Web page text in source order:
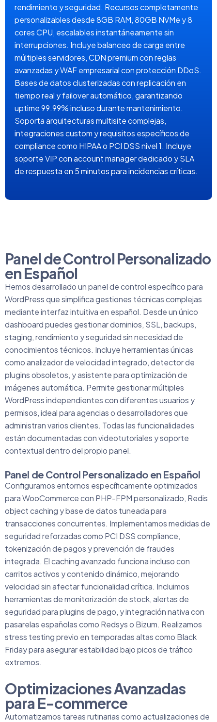
rendimiento y seguridad. Recursos completamente
personalizables desde 8GB RAM, 80GB NVMe y 8
cores CPU, escalables instantáneamente sin
interrupciones. Incluye balanceo de carga entre
múltiples servidores, CDN premium con reglas
avanzadas y WAF empresarial con protección DDoS.
Bases de datos clusterizadas con replicación en
tiempo real y failover automático, garantizando
uptime 99.99% incluso durante mantenimiento.
Soporta arquitecturas multisite complejas,
integraciones custom y requisitos específicos de
compliance como HIPAA o PCI DSS nivel 1. Incluye
soporte VIP con account manager dedicado y SLA
de respuesta en 5 minutos para incidencias críticas.
Panel de Control Personalizado
en Español
Hemos desarrollado un panel de control específico para
WordPress que simplifica gestiones técnicas complejas
mediante interfaz intuitiva en español. Desde un único
dashboard puedes gestionar dominios, SSL, backups,
staging, rendimiento y seguridad sin necesidad de
conocimientos técnicos. Incluye herramientas únicas
como analizador de velocidad integrado, detector de
plugins obsoletos, y asistente para optimización de
imágenes automática. Permite gestionar múltiples
WordPress independientes con diferentes usuarios y
permisos, ideal para agencias o desarrolladores que
administran varios clientes. Todas las funcionalidades
están documentadas con videotutoriales y soporte
contextual dentro del propio panel.
Panel de Control Personalizado en Español
Configuramos entornos específicamente optimizados
para WooCommerce con PHP-FPM personalizado, Redis
object caching y base de datos tuneada para
transacciones concurrentes. Implementamos medidas de
seguridad reforzadas como PCI DSS compliance,
tokenización de pagos y prevención de fraudes
integrada. El caching avanzado funciona incluso con
carritos activos y contenido dinámico, mejorando
velocidad sin afectar funcionalidad crítica. Incluimos
herramientas de monitorización de stock, alertas de
seguridad para plugins de pago, y integración nativa con
pasarelas españolas como Redsys o Bizum. Realizamos
stress testing previo en temporadas altas como Black
Friday para asegurar estabilidad bajo picos de tráfico
extremos.
Optimizaciones Avanzadas
para E-commerce
Automatizamos tareas rutinarias como actualizaciones de